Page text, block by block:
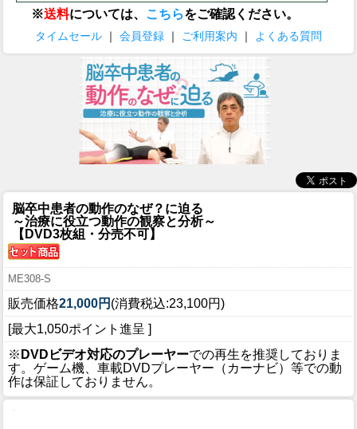
※送料については、 こちらをご確認ください。
タイムセール ｜ 会員登録 ｜ ご利用案内 ｜ よくある質問
脳卒中患者の動作のなぜ？に迫る
～治療に役立つ動作の観察と分析～
【DVD3枚組・分売不可】
ME308-S
販売価格21,000円 (消費税込:23,100円)
[最大1,050ポイント進呈 ]
※ DVDビデオ対応のプレーヤーでの再生を推奨しておりま
す。ゲーム機、車載DVDプレーヤー（カーナビ）等での動
作は保証しておりません。